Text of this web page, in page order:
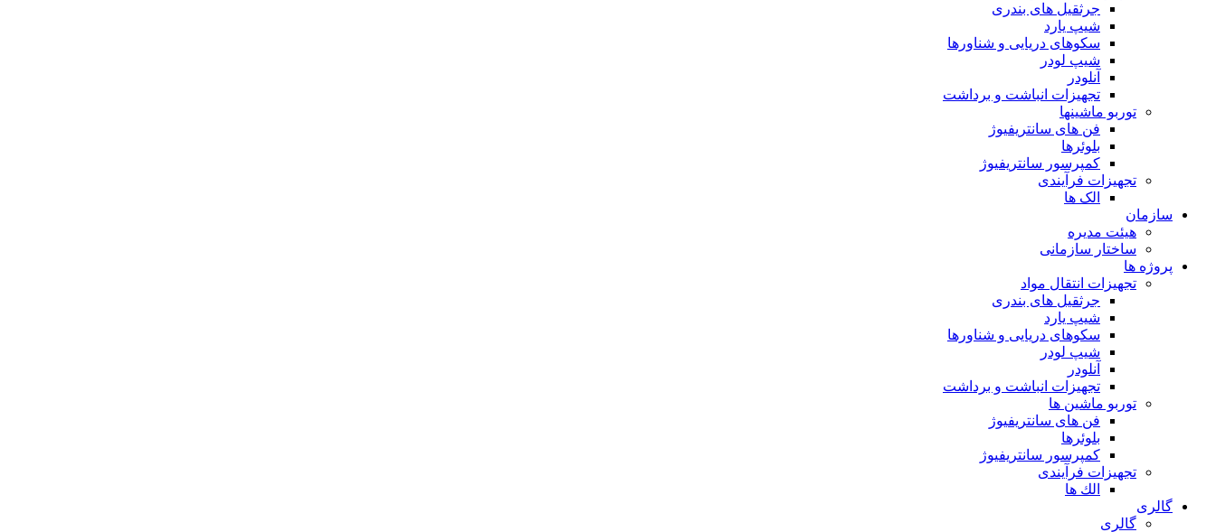
جرثقیل های بندری
شیپ یارد
سکوهای دریایی و شناورها
شیپ لودر
آنلودر
تجهیزات انباشت و برداشت
توربو ماشینها
فن های سانتریفیوژ
بلوئرها
کمپرسور سانتریفیوژ
تجهیزات فرآیندی
الک ها
سازمان
هيئت مديره
ساختار سازمانی
پروژه ها
تجهيزات انتقال مواد
جرثقيل های بندری
شيپ يارد
سكوهای دريايی و شناورها
شيپ لودر
آنلودر
تجهيزات انباشت و برداشت
توربو ماشين ها
فن های سانتريفيوژ
بلوئرها
کمپرسور سانتریفیوژ
تجهیزات فرآیندی
الك ها
گالری
گالری